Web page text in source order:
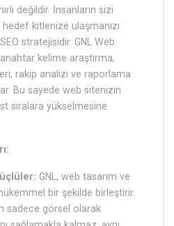
değildir. İnsanların sizi
kitlenize ulaşmanızı
stratejisidir. GNL Web
anahtar kelime araştırma,
rakip analizi ve raporlama
Bu sayede web sitenizin
sıralara yükselmesine
GNL, web tasarım ve
mükemmel bir şekilde birleştirir.
sadece görsel olarak